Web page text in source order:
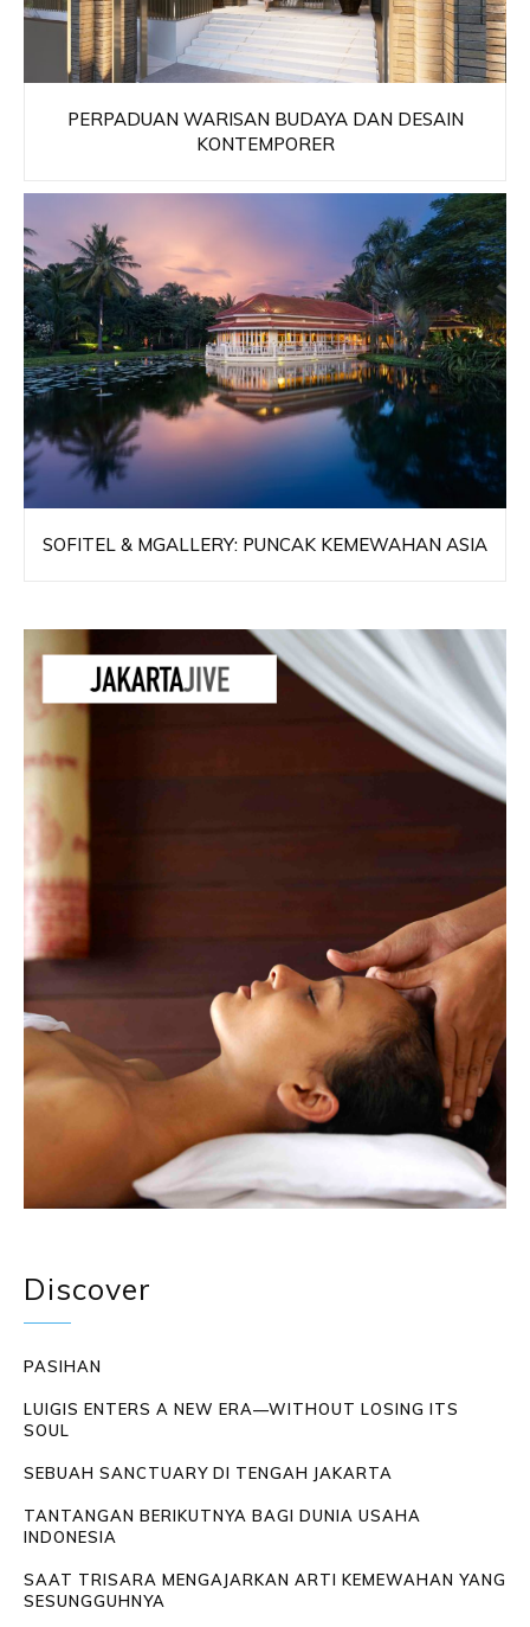
PERPADUAN WARISAN BUDAYA DAN DESAIN
KONTEMPORER
SOFITEL & MGALLERY: PUNCAK KEMEWAHAN ASIA
Discover
PASIHAN
LUIGIS ENTERS A NEW ERA—WITHOUT LOSING ITS
SOUL
SEBUAH SANCTUARY DI TENGAH JAKARTA
TANTANGAN BERIKUTNYA BAGI DUNIA USAHA
INDONESIA
SAAT TRISARA MENGAJARKAN ARTI KEMEWAHAN YANG
SESUNGGUHNYA